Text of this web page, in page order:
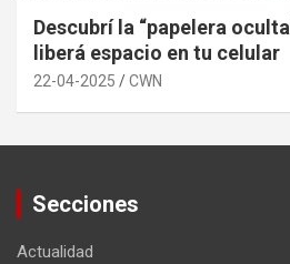
Descubrí la “papelera
liberá espacio en tu celular
22-04-2025 CWN
Secciones
Actualidad